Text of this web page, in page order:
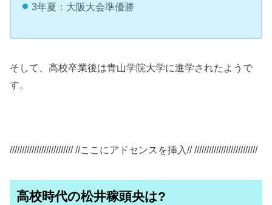
3年夏：大阪大会準優勝
そして、高校卒業後は青山学院大学に進学されたようで
す。
////////////////////////// //ここにアドセンスを挿入// //////////////////////////
高校時代の松井稼頭央は?